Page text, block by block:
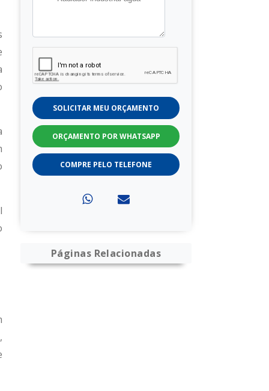
SOLICITAR MEU ORÇAMENTO
ORÇAMENTO POR WHATSAPP
COMPRE PELO TELEFONE
Páginas Relacionadas